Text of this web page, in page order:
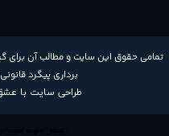
​تمامی حقوق این سایت و مطالب آن
برداری پیگرد
طراحی سایت با